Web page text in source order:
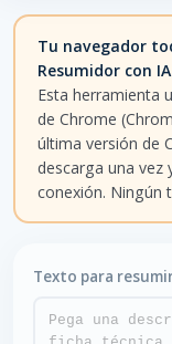
Tu navegador
Resumidor con
Esta herramienta
de Chrome
última versión de
descarga una vez
conexión. Ningún
Texto para